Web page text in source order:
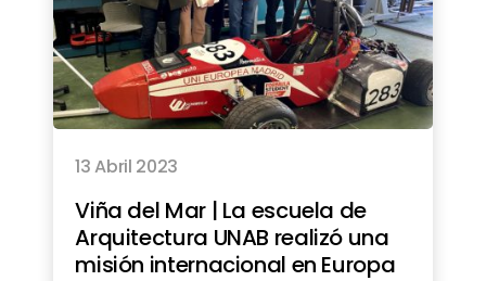
13 Abril 2023
Viña del Mar | La escuela de
Arquitectura UNAB realizó una
misión internacional en Europa